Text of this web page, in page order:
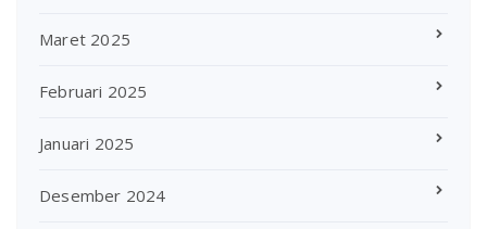
Maret 2025
Februari 2025
Januari 2025
Desember 2024